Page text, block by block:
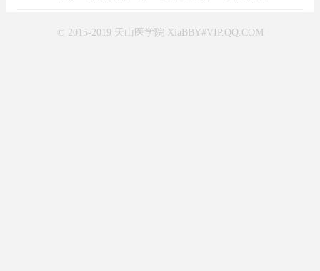
© 2015-2019 天山医学院 XiaBBY#VIP.QQ.COM